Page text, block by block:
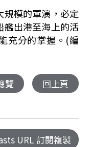
規模的軍演，必定
艦出港至海上的活
充分的掌握。(編
覽 回上頁
URL 訂閱複製